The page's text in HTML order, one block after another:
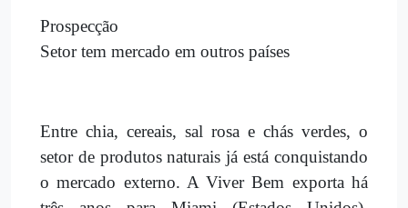
Prospecção
Setor tem mercado em outros países
Entre chia, cereais, sal rosa e chás verdes, o
setor de produtos naturais já está conquistando
o mercado externo. A Viver Bem exporta há